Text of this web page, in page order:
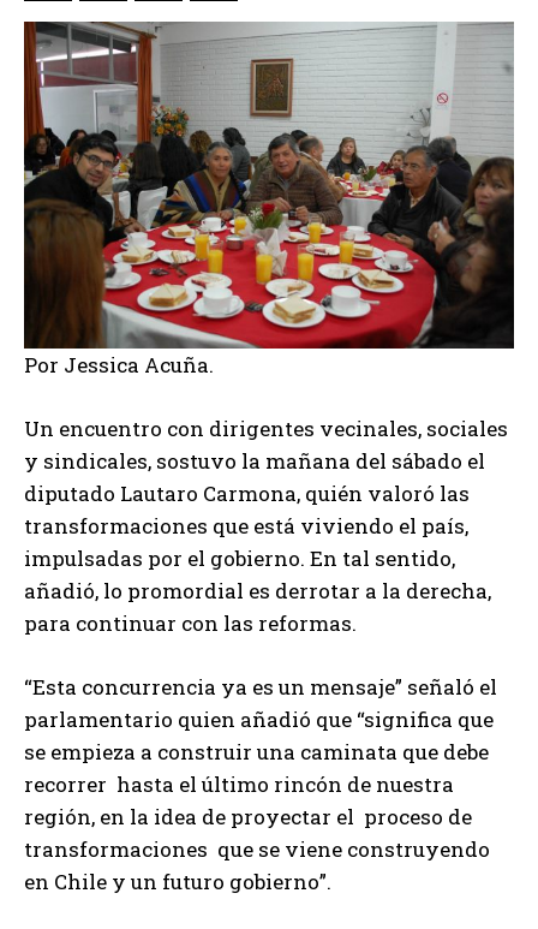
Por Jessica Acuña.
Un encuentro con dirigentes vecinales, sociales
y sindicales, sostuvo la mañana del sábado el
diputado Lautaro Carmona, quién valoró las
transformaciones que está viviendo el país,
impulsadas por el gobierno. En tal sentido,
añadió, lo promordial es derrotar a la derecha,
para continuar con las reformas.
“Esta concurrencia ya es un mensaje” señaló el
parlamentario quien añadió que “significa que
se empieza a construir una caminata que debe
recorrer hasta el último rincón de nuestra
región, en la idea de proyectar el proceso de
transformaciones que se viene construyendo
en Chile y un futuro gobierno”.